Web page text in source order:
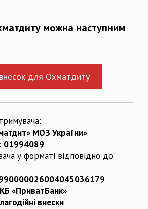
можна наступним
для Охматдиту
МОЗ України»
01994089
у форматі відповідно до
«ПриватБанк»
внески